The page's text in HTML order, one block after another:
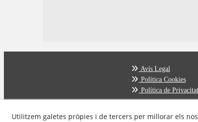
Avís Legal
Política Cookies
Política de Privacitat
Utilitzem galetes pròpies i de tercers per millorar els